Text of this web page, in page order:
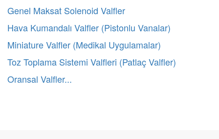
Genel Maksat Solenoid Valfler
Hava Kumandalı Valfler (Pistonlu Vanalar)
Miniature Valfler (Medikal Uygulamalar)
Toz Toplama Sistemi Valfleri (Patlaç Valfler)
Oransal Valfler...